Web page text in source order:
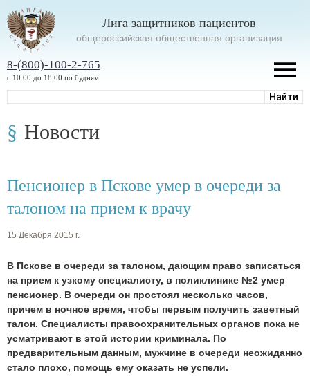
Лига защитников пациентов
oбщероссийская общественная организация
8-(800)-100-2-765
с 10:00 до 18:00 по будням
Новости
Пенсионер в Пскове умер в очереди за
талоном на прием к врачу
15 Декабря 2015 г.
В Пскове в очереди за талоном, дающим право записаться
на прием к узкому специалисту, в поликлинике №2 умер
пенсионер. В очереди он простоял несколько часов,
причем в ночное время, чтобы первым получить заветный
талон. Специалисты правоохранительных органов пока не
усматривают в этой истории криминала. По
предварительным данным, мужчине в очереди неожиданно
стало плохо, помощь ему оказать не успели.